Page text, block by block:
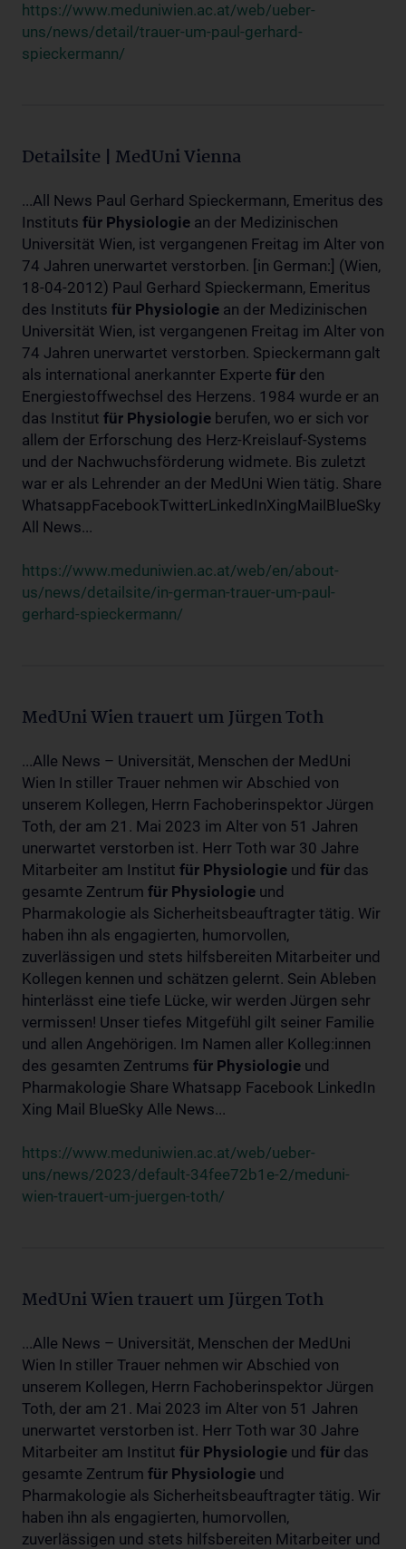
https://www.meduniwien.ac.at/web/ueber-
uns/news/detail/trauer-um-paul-gerhard-
spieckermann/
Detailsite | MedUni Vienna
...All News Paul Gerhard Spieckermann, Emeritus des
Instituts für Physiologie an der Medizinischen
Universität Wien, ist vergangenen Freitag im Alter von
74 Jahren unerwartet verstorben. [in German:] (Wien,
18-04-2012) Paul Gerhard Spieckermann, Emeritus
des Instituts für Physiologie an der Medizinischen
Universität Wien, ist vergangenen Freitag im Alter von
74 Jahren unerwartet verstorben. Spieckermann galt
als international anerkannter Experte für den
Energiestoffwechsel des Herzens. 1984 wurde er an
das Institut für Physiologie berufen, wo er sich vor
allem der Erforschung des Herz-Kreislauf-Systems
und der Nachwuchsförderung widmete. Bis zuletzt
war er als Lehrender an der MedUni Wien tätig. Share
WhatsappFacebookTwitterLinkedInXingMailBlueSky
All News...
https://www.meduniwien.ac.at/web/en/about-
us/news/detailsite/in-german-trauer-um-paul-
gerhard-spieckermann/
MedUni Wien trauert um Jürgen Toth
...Alle News – Universität, Menschen der MedUni
Wien In stiller Trauer nehmen wir Abschied von
unserem Kollegen, Herrn Fachoberinspektor Jürgen
Toth, der am 21. Mai 2023 im Alter von 51 Jahren
unerwartet verstorben ist. Herr Toth war 30 Jahre
Mitarbeiter am Institut für Physiologie und für das
gesamte Zentrum für Physiologie und
Pharmakologie als Sicherheitsbeauftragter tätig. Wir
haben ihn als engagierten, humorvollen,
zuverlässigen und stets hilfsbereiten Mitarbeiter und
Kollegen kennen und schätzen gelernt. Sein Ableben
hinterlässt eine tiefe Lücke, wir werden Jürgen sehr
vermissen! Unser tiefes Mitgefühl gilt seiner Familie
und allen Angehörigen. Im Namen aller Kolleg:innen
des gesamten Zentrums für Physiologie und
Pharmakologie Share Whatsapp Facebook LinkedIn
Xing Mail BlueSky Alle News...
https://www.meduniwien.ac.at/web/ueber-
uns/news/2023/default-34fee72b1e-2/meduni-
wien-trauert-um-juergen-toth/
MedUni Wien trauert um Jürgen Toth
...Alle News – Universität, Menschen der MedUni
Wien In stiller Trauer nehmen wir Abschied von
unserem Kollegen, Herrn Fachoberinspektor Jürgen
Toth, der am 21. Mai 2023 im Alter von 51 Jahren
unerwartet verstorben ist. Herr Toth war 30 Jahre
Mitarbeiter am Institut für Physiologie und für das
gesamte Zentrum für Physiologie und
Pharmakologie als Sicherheitsbeauftragter tätig. Wir
haben ihn als engagierten, humorvollen,
zuverlässigen und stets hilfsbereiten Mitarbeiter und